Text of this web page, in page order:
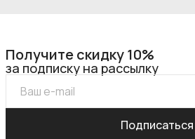
Получите скидку 10%
за подписку на рассылку
Подписаться